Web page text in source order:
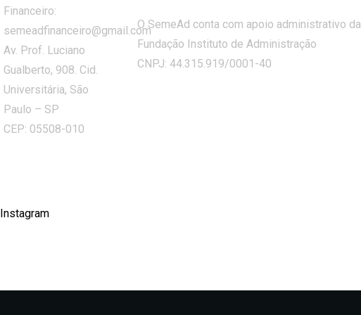
Financeiro:
semeadfinanceiro@gmail.com
Av. Prof. Luciano
Gualberto, 908. Cid.
Universitária, São
Paulo – SP
CEP: 05508-010
Instagram
O SemeAd conta com apoio administrativo da
Fundação Instituto de Administração
CNPJ: 44.315.919/0001-40